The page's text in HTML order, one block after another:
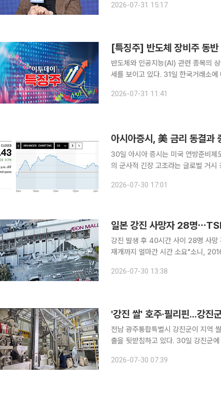
전자공시시스템에 따르면 전날 최태
2026-07-31 15:17
[특징주] 반도체 장비주 동
반도체와 인공지능(AI) 관련 종목의
세를 보이고 있다. 31일 한국거래소에 따르면 오전 11시 31분 기준 원익IPS는 전 거래일 대비
2026-07-31 11:41
아시아증시, 美 금리 동결
30일 아시아 증시는 미국 연방준비
의 군사적 긴장 고조라는 글로벌 거시 경
2026-07-30 17:01
일본 강진 사망자 28명
강진 발생 후 40시간 사이 28명 사
재개까지 얼마간 시간 소요"소니, 2016년 강진 때 3
현지 산업계는 피해 복구까지 적잖은
2026-07-30 13:38
'강진 쌀' 호주·필리핀...강진
전남 광주통합특별시 강진군이 지역
출을 뒷받침하고 있다. 30일 강진군에 따르면 지난해 몽골, 미국, 일본, 뉴질랜드로 총 404톤의 강
했다. 강진농협 통합미곡종합처리
2026-07-30 07:39